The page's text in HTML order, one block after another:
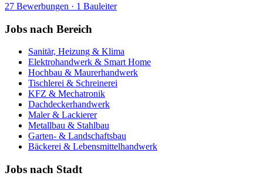
27 Bewerbungen · 1 Bauleiter
Jobs nach Bereich
Sanitär, Heizung & Klima
Elektrohandwerk & Smart Home
Hochbau & Maurerhandwerk
Tischlerei & Schreinerei
KFZ & Mechatronik
Dachdeckerhandwerk
Maler & Lackierer
Metallbau & Stahlbau
Garten- & Landschaftsbau
Bäckerei & Lebensmittelhandwerk
Jobs nach Stadt